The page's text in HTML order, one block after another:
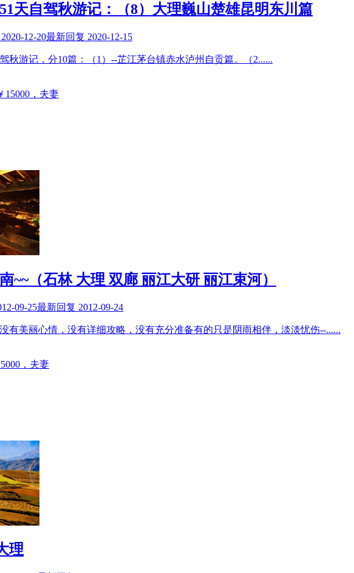
天自驾秋游记：（8）大理巍山楚雄昆明东川篇
2020-12-20最新回复 2020-12-15
秋游记，分10篇：（1）--芷江茅台镇赤水泸州自贡篇。（2......
15000 ，夫妻
~~（石林 大理 双廊 丽江大研 丽江束河）
09-25最新回复 2012-09-24
有美丽心情，没有详细攻略，没有充分准备有的只是阴雨相伴，淡淡忧伤--......
，夫妻
理